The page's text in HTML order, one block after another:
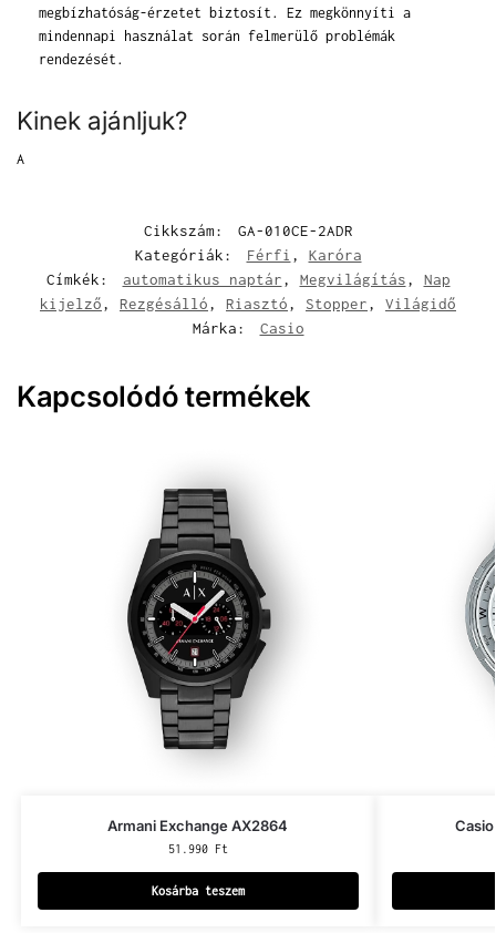
megbízhatóság-érzetet biztosít. Ez megkönnyíti a
mindennapi használat során felmerülő problémák
rendezését.
Kinek ajánljuk?
A
Cikkszám:
GA-010CE-2ADR
Kategóriák:
Férfi , Karóra
Címkék:
automatikus naptár, Megvilágítás, Nap
kijelző, Rezgésálló, Riasztó, Stopper, Világidő
Márka:
Casio
Kapcsolódó termékek
Armani Exchange AX2864
51.990 Ft
Kosárba teszem